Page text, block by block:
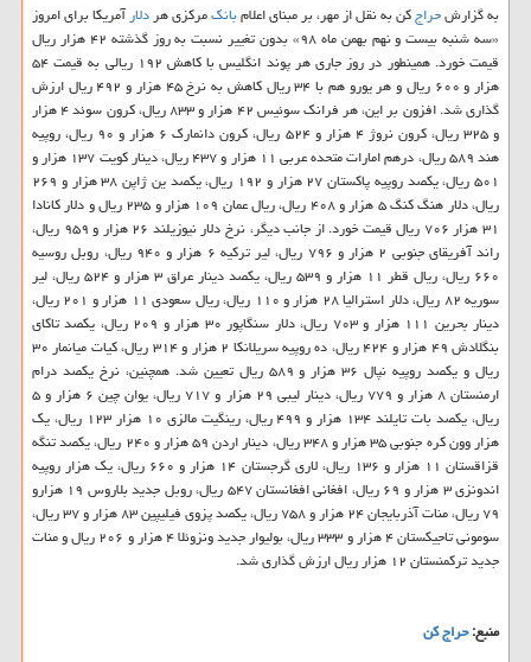
به گزارشحراجكن به نقل از مهر، بر مبنای اعلامبانكمركزی هردلارآمریكا برای امروز
«سه شنبه بیست و نهم بهمن ماه ۹۸» بدون تغییر نسبت به روز گذشته ۴۲ هزار ریال
قیمت خورد. همینطور در روز جاری هر پوند انگلیس با كاهش ۱۹۲ ریالی به قیمت ۵۴
هزار و ۶۰۰ ریال و هر یورو هم با ۳۴ ریال كاهش به نرخ ۴۵ هزار و ۴۹۲ ریال ارزش
گذاری شد. افزون بر این، هر فرانك سوئیس ۴۲ هزار و ۸۳۳ ریال، كرون سوئد ۴ هزار
و ۳۲۵ ریال، كرون نروژ ۴ هزار و ۵۲۴ ریال، كرون دانمارك ۶ هزار و ۹۰ ریال، روپیه
هند ۵۸۹ ریال، درهم امارات متحده عربی ۱۱ هزار و ۴۳۷ ریال، دینار كویت ۱۳۷ هزار و
۵۰۱ ریال، یكصد روپیه پاكستان ۲۷ هزار و ۱۹۲ ریال، یكصد ین ژاپن ۳۸ هزار و ۲۶۹
ریال، دلار هنگ كنگ ۵ هزار و ۴۰۸ ریال، ریال عمان ۱۰۹ هزار و ۲۳۵ ریال و دلار كانادا
۳۱ هزار ۷۰۶ ریال قیمت خورد. از جانب دیگر، نرخ دلار نیوزیلند ۲۶ هزار و ۹۵۹ ریال،
راند آفریقای جنوبی ۲ هزار و ۷۹۶ ریال، لیر تركیه ۶ هزار و ۹۴۰ ریال، روبل روسیه
۶۶۰ ریال، ریال قطر ۱۱ هزار و ۵۳۹ ریال، یكصد دینار عراق ۳ هزار و ۵۲۴ ریال، لیر
سوریه ۸۲ ریال، دلار استرالیا ۲۸ هزار و ۱۱۰ ریال، ریال سعودی ۱۱ هزار و ۲۰۱ ریال،
دینار بحرین ۱۱۱ هزار و ۷۰۳ ریال، دلار سنگاپور ۳۰ هزار و ۲۰۹ ریال، یكصد تاكای
بنگلادش ۴۹ هزار و ۴۲۴ ریال، ده روپیه سریلانكا ۲ هزار و ۳۱۴ ریال، كیات میانمار ۳۰
ریال و یكصد روپیه نپال ۳۶ هزار و ۵۸۹ ریال تعیین شد. همچنین، نرخ یكصد درام
ارمنستان ۸ هزار و ۷۷۹ ریال، دینار لیبی ۲۹ هزار و ۷۱۷ ریال، یوان چین ۶ هزار و ۵
ریال، یكصد بات تایلند ۱۳۴ هزار و ۴۹۹ ریال، رینگیت مالزی ۱۰ هزار ۱۲۳ ریال، یك
هزار وون كره جنوبی ۳۵ هزار و ۳۴۸ ریال، دینار اردن ۵۹ هزار و ۲۴۰ ریال، یكصد تنگه
قزاقستان ۱۱ هزار و ۱۳۶ ریال، لاری گرجستان ۱۴ هزار و ۶۶۰ ریال، یك هزار روپیه
اندونزی ۳ هزار و ۶۹ ریال، افغانی افغانستان ۵۴۷ ریال، روبل جدید بلاروس ۱۹ هزارو
۷۹ ریال، منات آذربایجان ۲۴ هزار و ۷۵۸ ریال، یكصد پزوی فیلیپین ۸۳ هزار و ۳۷ ریال،
سومونی تاجیكستان ۴ هزار و ۳۳۳ ریال، بولیوار جدید ونزوئلا ۴ هزار و ۲۰۶ ریال و منات
جدید تركمنستان ۱۲ هزار ریال ارزش گذاری شد.
منبع:حراج كن